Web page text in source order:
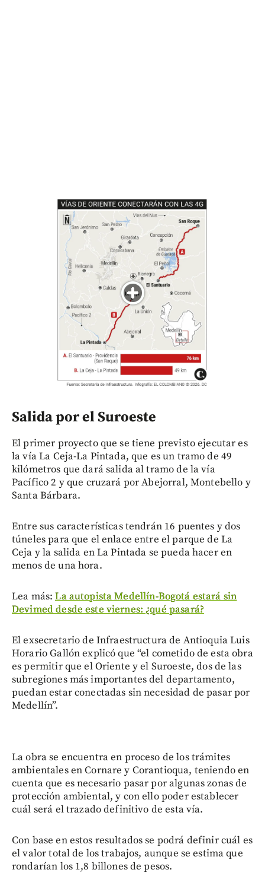
Salida por el Suroeste
El primer proyecto que se tiene previsto ejecutar es
la vía La Ceja-La Pintada, que es un tramo de 49
kilómetros que dará salida al tramo de la vía
Pacífico 2 y que cruzará por Abejorral, Montebello y
Santa Bárbara.
Entre sus características tendrán 16 puentes y dos
túneles para que el enlace entre el parque de La
Ceja y la salida en La Pintada se pueda hacer en
menos de una hora.
Lea más:La autopista Medellín-Bogotá estará sin
Devimed desde este viernes: ¿qué pasará?
El exsecretario de Infraestructura de Antioquia Luis
Horario Gallón explicó que “el cometido de esta obra
es permitir que el Oriente y el Suroeste, dos de las
subregiones más importantes del departamento,
puedan estar conectadas sin necesidad de pasar por
Medellín”.
La obra se encuentra en proceso de los trámites
ambientales en Cornare y Corantioqua, teniendo en
cuenta que es necesario pasar por algunas zonas de
protección ambiental, y con ello poder establecer
cuál será el trazado definitivo de esta vía.
Con base en estos resultados se podrá definir cuál es
el valor total de los trabajos, aunque se estima que
rondarían los 1,8 billones de pesos.